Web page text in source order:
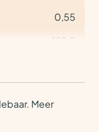
0,55
152,5
Meer